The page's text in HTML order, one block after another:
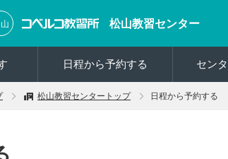
松山教習センター
日程から予約する セン
松山教習センタートップ 日程から予約する